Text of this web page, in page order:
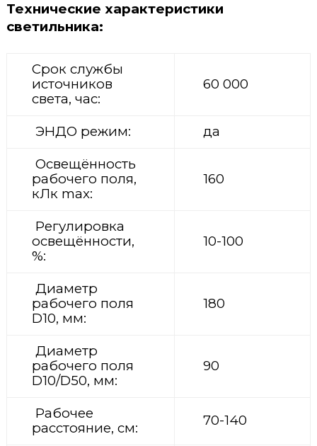
Технические характеристики
светильника:
Срок службы
источников
света, час:
60 000
ЭНДО режим:
да
Освещённость
рабочего поля,
кЛк max:
160
Регулировка
освещённости,
%:
10-100
Диаметр
рабочего поля
D10, мм:
180
Диаметр
рабочего поля
D10/D50, мм:
90
Рабочее
расстояние, см:
70-140